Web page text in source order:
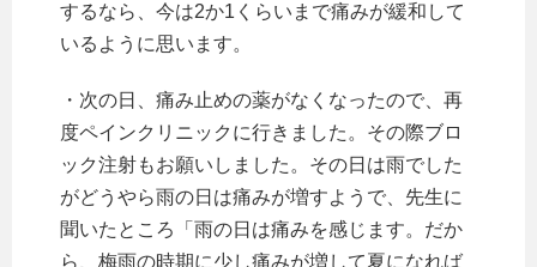
するなら、今は2か1くらいまで痛みが緩和して
いるように思います。
・次の日、痛み止めの薬がなくなったので、再
度ペインクリニックに行きました。その際ブロ
ック注射もお願いしました。その日は雨でした
がどうやら雨の日は痛みが増すようで、先生に
聞いたところ「雨の日は痛みを感じます。だか
ら、梅雨の時期に少し痛みが増して夏になれば